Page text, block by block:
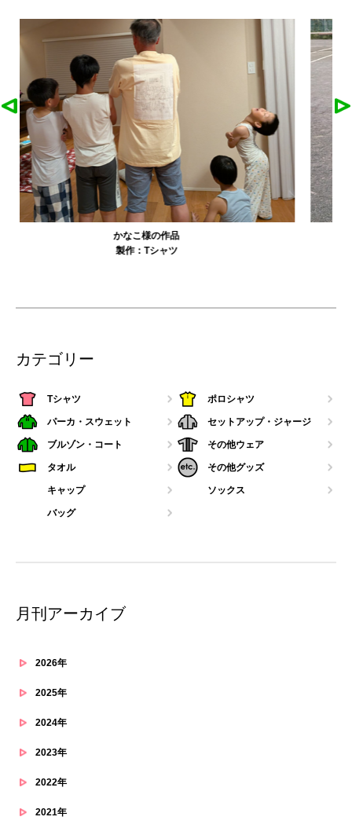
農工大硬式庭球部様の作品
製作：Tシャツ
カテゴリー
Tシャツ ポロシャツ
パーカ・スウェット セットアップ・ジャージ
ブルゾン・コート その他ウェア
タオル その他グッズ
キャップ ソックス
バッグ
月刊アーカイブ
2026年
2025年
2024年
2023年
2022年
2021年